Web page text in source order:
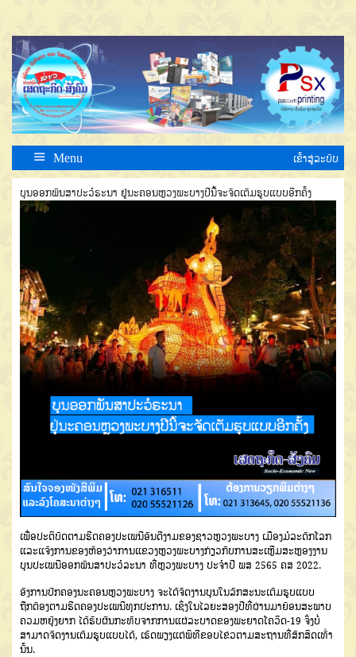
Menu ເຂົ້າສູ່ລະບົບ
ບຸນອອກພັນສາປະວໍຣະນາ ຢູ່ນະຄອນຫຼວງພະບາງປີນີ້ຈະຈັດເຕັມຮູບແບບອີກຄັ້ງ
ເພື່ອປະຕິບັດຕາມຮີດຄອງປະເພນີອັນດີງາມຂອງຊາວຫຼວງພະບາງ ເມືອງມໍລະດົກໂລກ
ແລະແຈ້ງການຂອງຫ້ອງວ່າການແຂວງຫຼວງພະບາງກ່ຽວກັບການສະເຫຼີມສະຫຼອງງານ
ບຸນປະເພນີອອກພັນສາປະວໍລະນາ ທີ່ຫຼວງພະບາງ ປະຈໍາປີ ພສ 2565 ຄສ 2022.
ອົງການປົກຄອງນະຄອນຫຼວງພະບາງ ຈະໄດ້ຈັດງານບຸນໃນລັກສະນະເຕັມຮູບແບບ
ຖືກຕ້ອງຕາມຮີດຄອງປະເພນີທຸກປະການ. ເຊິ່ງໃນໄລຍະສອງປີທີ່ຜ່ານມາຍ້ອນສະພາບ
ຄວມຫຍຸ້ງຍາກ ໄດ້ຮັບຜົນກະທົບຈາກການແຜ່ລະບາດຂອງພະຍາດໂຄວິດ-19 ຈິ່ງບໍ່
ສາມາດຈັດງານເຕັມຮູບແບບໄດ້, ເຮັດພຽງແຕ່ພິທີຂອບໄຂ່ວຕາມສະຖານທີ່ສັກສິດເທົ່າ
ນັ້ນ.